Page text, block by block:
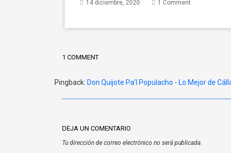
14 diciembre, 2020 1 Comment
1 COMMENT
Pingback: Don Quijote Pa’l Populacho - Lo Mejor de
DEJA UN COMENTARIO
Tu dirección de correo electrónico no será publicada.